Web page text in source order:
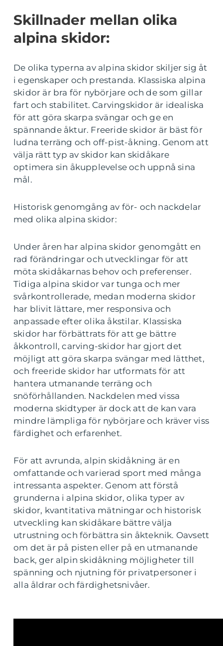
Skillnader mellan olika
alpina skidor:
De olika typerna av alpina skidor skiljer sig åt
i egenskaper och prestanda. Klassiska alpina
skidor är bra för nybörjare och de som gillar
fart och stabilitet. Carvingskidor är idealiska
för att göra skarpa svängar och ge en
spännande åktur. Freeride skidor är bäst för
ludna terräng och off-pist-åkning. Genom att
välja rätt typ av skidor kan skidåkare
optimera sin åkupplevelse och uppnå sina
mål.
Historisk genomgång av för- och nackdelar
med olika alpina skidor:
Under åren har alpina skidor genomgått en
rad förändringar och utvecklingar för att
möta skidåkarnas behov och preferenser.
Tidiga alpina skidor var tunga och mer
svårkontrollerade, medan moderna skidor
har blivit lättare, mer responsiva och
anpassade efter olika åkstilar. Klassiska
skidor har förbättrats för att ge bättre
åkkontroll, carving-skidor har gjort det
möjligt att göra skarpa svängar med lätthet,
och freeride skidor har utformats för att
hantera utmanande terräng och
snöförhållanden. Nackdelen med vissa
moderna skidtyper är dock att de kan vara
mindre lämpliga för nybörjare och kräver viss
färdighet och erfarenhet.
För att avrunda, alpin skidåkning är en
omfattande och varierad sport med många
intressanta aspekter. Genom att förstå
grunderna i alpina skidor, olika typer av
skidor, kvantitativa mätningar och historisk
utveckling kan skidåkare bättre välja
utrustning och förbättra sin åkteknik. Oavsett
om det är på pisten eller på en utmanande
back, ger alpin skidåkning möjligheter till
spänning och njutning för privatpersoner i
alla åldrar och färdighetsnivåer.